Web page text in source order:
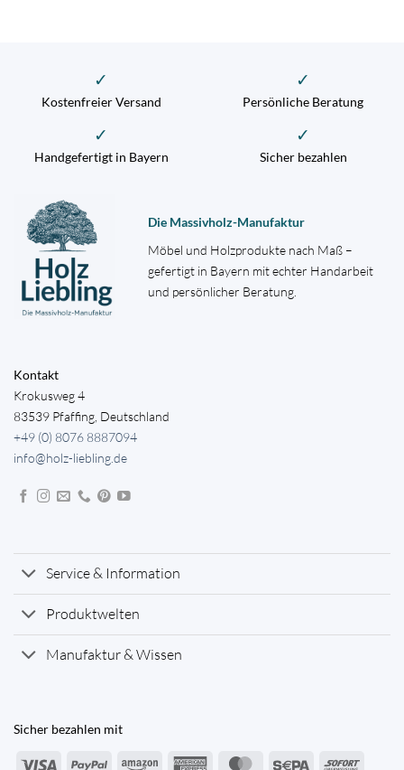
✓
Kostenfreier Versand
✓
Persönliche Beratung
✓
Handgefertigt in Bayern
✓
Sicher bezahlen
Die Massivholz-Manufaktur
Möbel und Holzprodukte nach Maß –
gefertigt in Bayern mit echter Handarbeit
und persönlicher Beratung.
Kontakt
Krokusweg 4
83539 Pfaffing, Deutschland
+49 (0) 8076 8887094
info@holz-liebling.de
Service & Information
Produktwelten
Manufaktur & Wissen
Sicher bezahlen mit
Visa PayPal Amazon American MasterCardSepa Sofort